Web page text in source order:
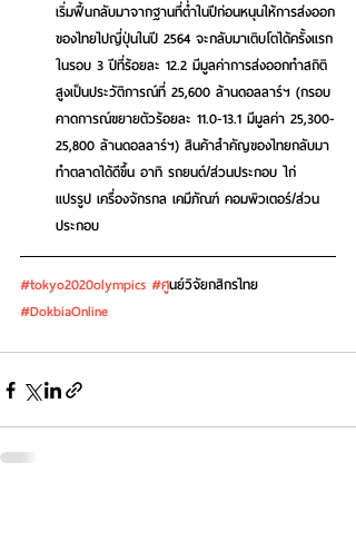
เริ่มฟื้นกลับมาจากฐานที่ต่ำในปีก่อนหนุนให้การส่งออก
ของไทยไปญี่ปุ่นในปี 2564 จะกลับมาเติบโตได้ครั้งแรก
ในรอบ 3 ปีที่ร้อยละ 12.2 มีมูลค่าการส่งออกทำสถิติ
สูงเป็นประวัติการณ์ที่ 25,600 ล้านดอลลาร์ฯ (กรอบ
คาดการณ์ขยายตัวร้อยละ 11.0-13.1 มีมูลค่า 25,300-
25,800 ล้านดอลลาร์ฯ) สินค้าสำคัญของไทยกลับมา
ทำตลาดได้ดีขึ้น อาทิ รถยนต์/ส่วนประกอบ ไก่
แปรรูป เครื่องจักรกล เคมีภัณฑ์ คอมพิวเตอร์/ส่วน
ประกอบ
#tokyo2020olympics #ศูนย์วิจัยกสิกรไทย
#DokbiaOnline